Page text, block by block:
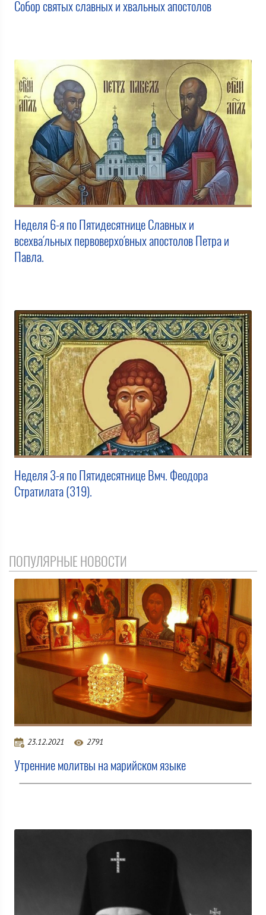
Собор святых славных и хвальных апостолов
Неделя 6-я по Пятидесятнице Славных и
всехва́льных первоверхо́вных апостолов Петра и
Павла.
Неделя 3-я по Пятидесятнице Вмч. Феодора
Стратилата (319).
ПОПУЛЯРНЫЕ НОВОСТИ
23.12.2021 2791
Утренние молитвы на марийском языке